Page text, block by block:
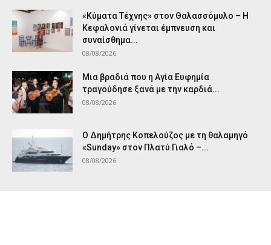
«Κύματα Τέχνης» στον Θαλασσόμυλο – Η
Κεφαλονιά γίνεται έμπνευση και
συναίσθημα...
08/08/2026
Μια βραδιά που η Αγία Ευφημία
τραγούδησε ξανά με την καρδιά...
08/08/2026
Ο Δημήτρης Κοπελούζος με τη θαλαμηγό
«Sunday» στον Πλατύ Γιαλό –...
08/08/2026